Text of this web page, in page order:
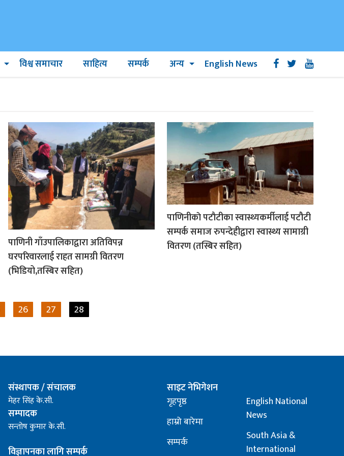
विश्व समाचार साहित्य सम्पर्क अन्य English News
पाणिनी गाँउपालिकाद्वारा अतिविपन्न
घरपरिवारलाई राहत सामग्री वितरण
(भिडियो,तस्बिर सहित)
पाणिनीकाे पटाैटीका स्वास्थ्यकर्मीलाई पटौटी
सम्पर्क समाज रुपन्देहीद्वारा स्वास्थ्य सामाग्री
वितरण (तस्बिर सहित)
26 27 28
संस्थापक / संचालक
मेहर सिंह के.सी.
सम्पादक
सन्तोष कुमार के.सी.
विज्ञापनका लागि सम्पर्क
साइट नेभिगेशन
गृहपृष्ठ
हाम्रो बारेमा
सम्पर्क
English National
News
South Asia &
International